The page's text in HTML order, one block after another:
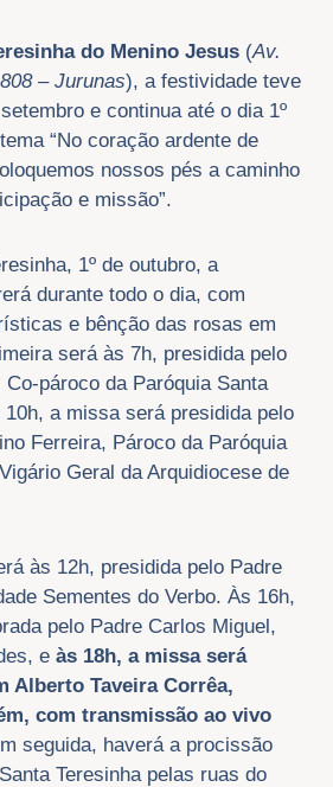
do Menino Jesus(Av.
– Jurunas), a festividade teve
e continua até o dia 1º
“No coração ardente de
nossos pés a caminho
e missão”.
1º de outubro, a
durante todo o dia, com
e bênção das rosas em
será às 7h, presidida pelo
Co-pároco da Paróquia Santa
a missa será presidida pelo
Ferreira, Pároco da Paróquia
Geral da Arquidiocese de
às 12h, presidida pelo Padre
Sementes do Verbo. Às 16h,
pelo Padre Carlos Miguel,
e às 18h, a missa será
Alberto Taveira Corrêa,
com transmissão ao vivo
seguida, haverá a procissão
Teresinha pelas ruas do